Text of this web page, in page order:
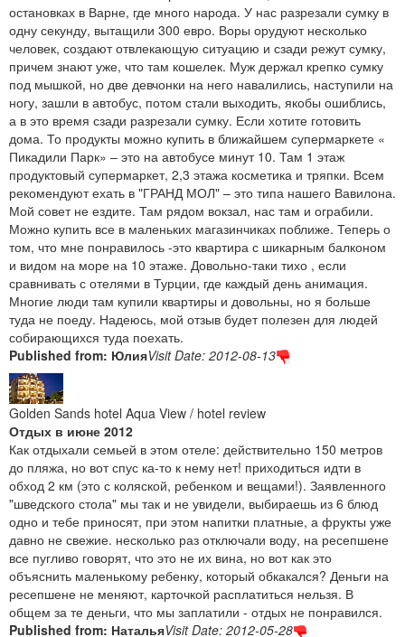
остановках в Варне, где много народа. У нас разрезали сумку в
одну секунду, вытащили 300 евро. Воры орудуют несколько
человек, создают отвлекающую ситуацию и сзади режут сумку,
причем знают уже, что там кошелек. Муж держал крепко сумку
под мышкой, но две девчонки на него навалились, наступили на
ногу, зашли в автобус, потом стали выходить, якобы ошиблись,
а в это время сзади разрезали сумку. Если хотите готовить
дома. То продукты можно купить в ближайшем супермаркете «
Пикадили Парк» – это на автобусе минут 10. Там 1 этаж
продуктовый супермаркет, 2,3 этажа косметика и тряпки. Всем
рекомендуют ехать в "ГРАНД МОЛ" – это типа нашего Вавилона.
Мой совет не ездите. Там рядом вокзал, нас там и ограбили.
Можно купить все в маленьких магазинчиках поближе. Теперь о
том, что мне понравилось -это квартира с шикарным балконом
и видом на море на 10 этаже. Довольно-таки тихо , если
сравнивать с отелями в Турции, где каждый день анимация.
Многие люди там купили квартиры и довольны, но я больше
туда не поеду. Надеюсь, мой отзыв будет полезен для людей
собирающихся туда поехать.
Published from: ЮлияVisit Date: 2012-08-13
Golden Sands hotel Aqua View / hotel review
Отдых в июне 2012
Как отдыхали семьей в этом отеле: действительно 150 метров
до пляжа, но вот спус ка-то к нему нет! приходиться идти в
обход 2 км (это с коляской, ребенком и вещами!). Заявленного
"шведского стола" мы так и не увидели, выбираешь из 6 блюд
одно и тебе приносят, при этом напитки платные, а фрукты уже
давно не свежие. несколько раз отключали воду, на ресепшене
все пугливо говорят, что это не их вина, но вот как это
объяснить маленькому ребенку, который обкакался? Деньги на
ресепшене не меняют, карточкой расплатиться нельзя. В
общем за те деньги, что мы заплатили - отдых не понравился.
Published from: НатальяVisit Date: 2012-05-28